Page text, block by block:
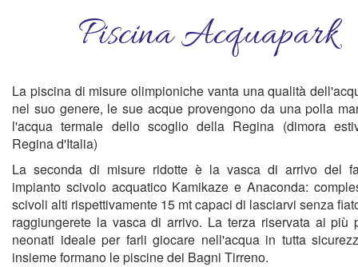
Piscina Acquapark
La piscina di misure olimpioniche vanta una qualità
nel suo genere, le sue acque provengono da una polla
l'acqua termale dello scoglio della Regina (dimora
Regina d'Italia)
La seconda di misure ridotte è la vasca di arrivo del
impianto scivolo acquatico Kamikaze e Anaconda:
scivoli alti rispettivamente 15 mt capaci di lasciarvi senza
raggiungerete la vasca di arrivo. La terza riservata ai più
neonati ideale per farli giocare nell'acqua in tutta
insieme formano le piscine dei Bagni Tirreno.